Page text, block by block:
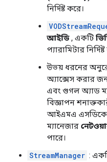
নির্দিষ্ট করে।
আইডি , একটি
প্যারামিটার
উভয় ধরনের
অ্যাক্সেস করার
এবং গুগল অ্যাড
বিজ্ঞাপন
আইএমএ
ম্যানেজার
পারে।
StreamManager :